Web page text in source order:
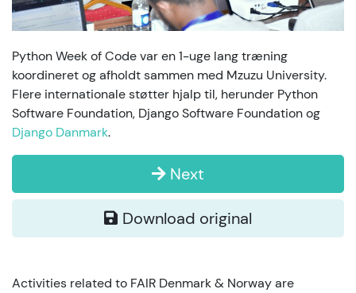
Python Week of Code var en 1-uge lang træning
koordineret og afholdt sammen med Mzuzu University.
Flere internationale støtter hjalp til, herunder Python
Software Foundation, Django Software Foundation og
Django Danmark.
Next
Download original
Activities related to FAIR Denmark & Norway are